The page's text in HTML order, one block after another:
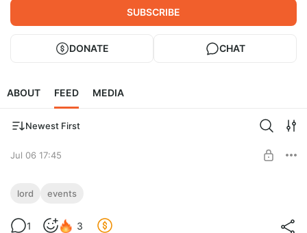
SUBSCRIBE
DONATE CHAT
ABOUT FEED MEDIA
Newest First
Jul 06 17:45
Закулисье ивентов
lord events
1 3